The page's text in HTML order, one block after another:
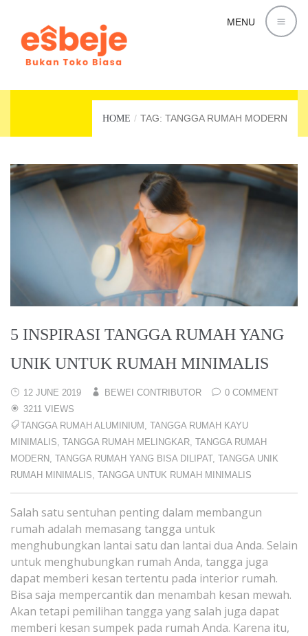
MENU
HOME TAG: TANGGA RUMAH MODERN
5 INSPIRASI TANGGA RUMAH YANG
UNIK UNTUK RUMAH MINIMALIS
12 JUNE 2019 BEWEI CONTRIBUTOR
0 COMMENT
3211 VIEWS
TANGGA RUMAH ALUMINIUM TANGGA RUMAH KAYU
MINIMALIS TANGGA RUMAH MELINGKAR TANGGA RUMAH
MODERN TANGGA RUMAH YANG BISA DILIPAT, TANGGA UNIK
RUMAH MINIMALIS TANGGA UNTUK RUMAH MINIMALIS
Salah satu sentuhan penting dalam membangun
rumah adalah memasang tangga untuk
menghubungkan lantai satu dan lantai dua Anda. Selain
untuk menghubungkan rumah Anda, tangga juga
dapat memberi kesan tertentu pada interior rumah.
Bisa saja mempercantik dan menambah kesan mewah.
Akan tetapi pemilihan tangga yang salah juga dapat
memberi kesan sumpek pada rumah Anda. Karena itu,